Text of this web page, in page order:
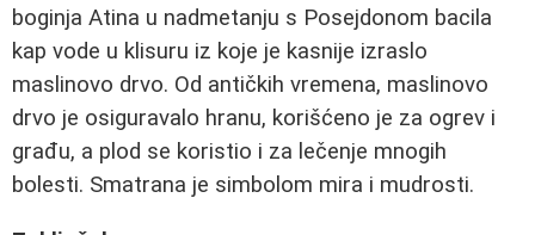
boginja Atina u nadmetanju s Posejdonom bacila
kap vode u klisuru iz koje je kasnije izraslo
maslinovo drvo. Od antičkih vremena, maslinovo
drvo je osiguravalo hranu, korišćeno je za ogrev i
građu, a plod se koristio i za lečenje mnogih
bolesti. Smatrana je simbolom mira i mudrosti.